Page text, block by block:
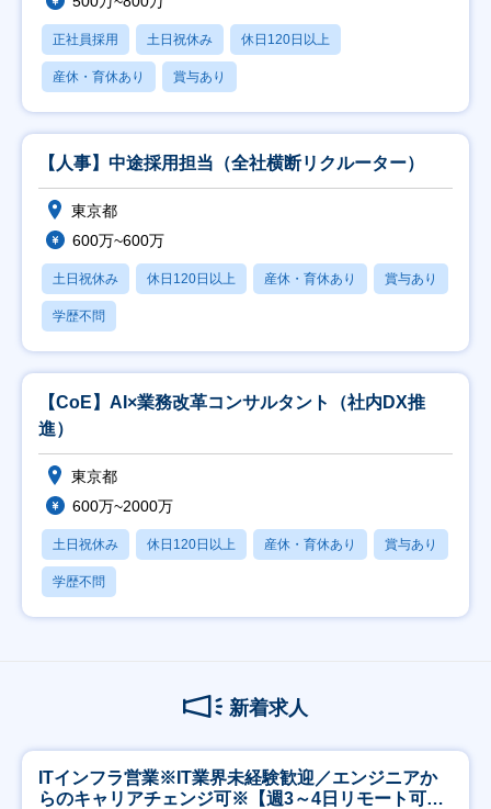
正社員採用 土日祝休み 休日120日以上
産休・育休あり 賞与あり
【人事】中途採用担当（全社横断リクルーター）
東京都
600万~600万
土日祝休み 休日120日以上 産休・育休あり 賞与あり
学歴不問
【CoE】AI×業務改革コンサルタント（社内DX推
進）
東京都
600万~2000万
土日祝休み 休日120日以上 産休・育休あり 賞与あり
学歴不問
新着求人
ITインフラ営業※IT業界未経験歓迎／エンジニアか
らのキャリアチェンジ可※【週3～4日リモート可